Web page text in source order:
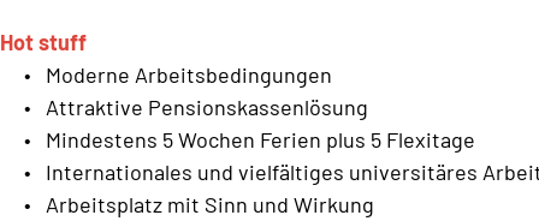
Hot stuff
Moderne Arbeitsbedingungen
Attraktive Pensionskassenlösung
Mindestens 5 Wochen Ferien plus 5 Flexitage
Arbeitsplatz mit Sinn und Wirkung